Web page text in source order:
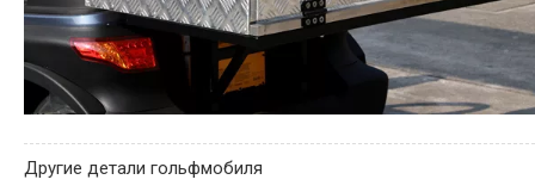
Другие детали гольфмобиля